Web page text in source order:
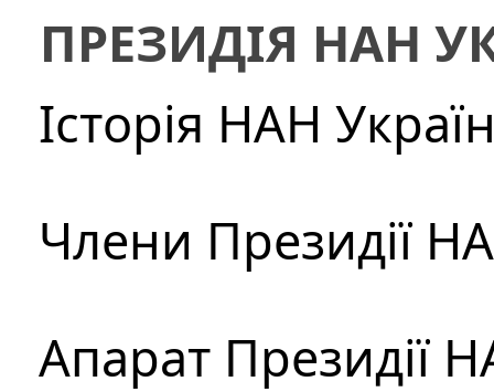
ПРЕЗИДІЯ НАН
Історія НАН
Члени Президії
Апарат Президії